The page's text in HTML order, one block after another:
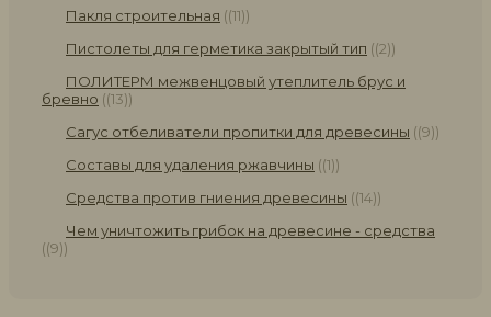
Пакля строительная (11)
Пистолеты для герметика закрытый тип (2)
ПОЛИТЕРМ межвенцовый утеплитель брус и
бревно (13)
Сагус отбеливатели пропитки для древесины (9)
Составы для удаления ржавчины (1)
Средства против гниения древесины (14)
Чем уничтожить грибок на древесине - средства
(9)